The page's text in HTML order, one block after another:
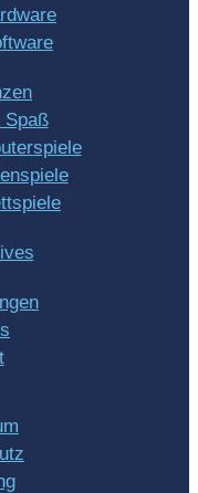
Spaß